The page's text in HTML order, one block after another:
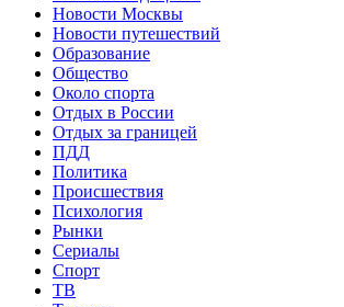
Новости Москвы
Новости путешествий
Образование
Общество
Около спорта
Отдых в России
Отдых за границей
ПДД
Политика
Происшествия
Психология
Рынки
Сериалы
Спорт
ТВ